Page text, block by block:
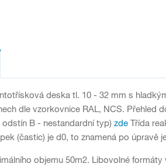
deska tl. 10 - 32 mm s
dle vzorkovnice RAL, NCS.
B - nestandardní typ) zde Třída
(častic) je d0, to znamená po úpravě
objemu 50m2. Libovolné